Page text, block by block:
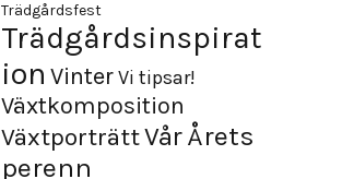
Trädgårdsfest
Trädgårdsinspirat
ion VinterVi tipsar!
Växtkomposition
VäxtporträttVårÅrets
perenn